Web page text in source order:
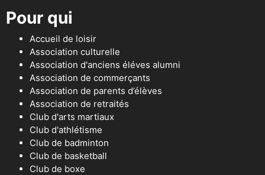
Pour qui
Accueil de loisir
Association culturelle
Association d'anciens éléves alumni
Association de commerçants
Association de parents d’élèves
Association de retraités
Club d'arts martiaux
Club d'athlétisme
Club de badminton
Club de basketball
Club de boxe